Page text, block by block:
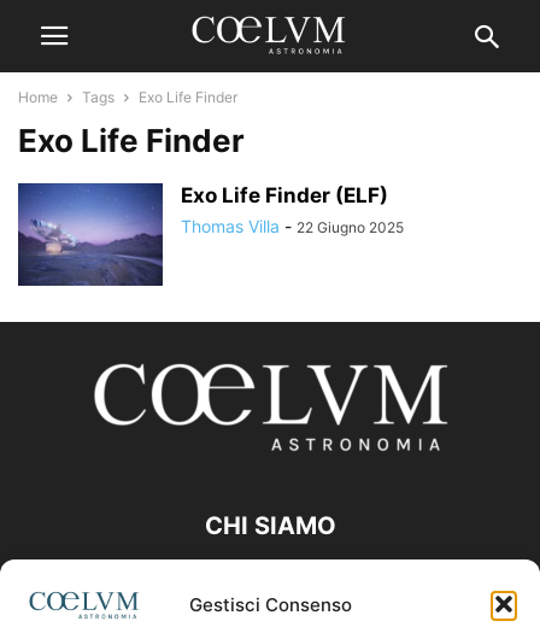
Gestisci Consenso
Home Tags Exo Life Finder
Exo Life Finder
Exo Life Finder (ELF)
Thomas Villa - 22 Giugno 2025
CHI SIAMO
Contattaci:coelumastro@coelum.com